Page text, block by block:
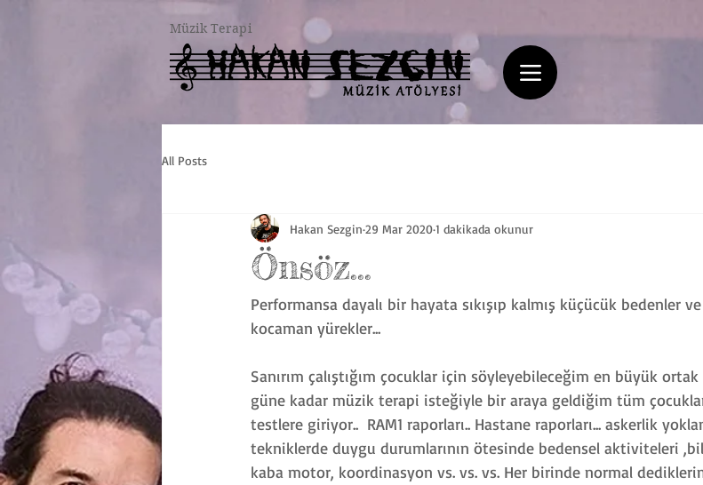
Müzik Terapi
All Posts
Önsöz...
Hakan Sezgin 29 Mar 20201 dakikada okunur
Performansa dayalı bir hayata sıkışıp kalmış küçücük bedenler
kocaman yürekler...
Sanırım çalıştığım çocuklar için söyleyebileceğim en büyük
güne kadar müzik terapi isteğiyle bir araya geldiğim tüm
testlere giriyor..  RAM1 raporları.. Hastane raporları... askerlik
tekniklerde duygu durumlarının ötesinde bedensel aktiviteleri
kaba motor, koordinasyon vs. vs. vs. Her birinde normal